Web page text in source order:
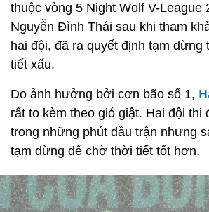
thuộc vòng 5 Night Wolf V-League
Nguyễn Đình Thái sau khi tham
hai đội, đã ra quyết định tạm dừng
tiết xấu.
Do ảnh hưởng bởi cơn bão số 1,
rất to kèm theo gió giật. Hai đội thi
trong những phút đầu trận nhưng
tạm dừng để chờ thời tiết tốt hơn.